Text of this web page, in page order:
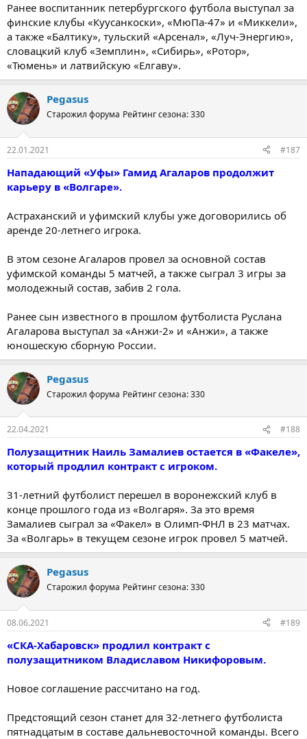
Ранее воспитанник петербургского футбола выступал за
финские клубы «Куусанкоски», «МюПа-47» и «Миккели»,
а также «Балтику», тульский «Арсенал», «Луч-Энергию»,
словацкий клуб «Земплин», «Сибирь», «Ротор»,
«Тюмень» и латвийскую «Елгаву».
Pegasus
Старожил форума Рейтинг сезона: 330
22.01.2021 #187
Нападающий «Уфы» Гамид Агаларов продолжит
карьеру в «Волгаре».
Астраханский и уфимский клубы уже договорились об
аренде 20-летнего игрока.
В этом сезоне Агаларов провел за основной состав
уфимской команды 5 матчей, а также сыграл 3 игры за
молодежный состав, забив 2 гола.
Ранее сын известного в прошлом футболиста Руслана
Агаларова выступал за «Анжи-2» и «Анжи», а также
юношескую сборную России.
Pegasus
Старожил форума Рейтинг сезона: 330
22.04.2021 #188
Полузащитник Наиль Замалиев остается в «Факеле»,
который продлил контракт с игроком.
31-летний футболист перешел в воронежский клуб в
конце прошлого года из «Волгаря». За это время
Замалиев сыграл за «Факел» в Олимп-ФНЛ в 23 матчах.
За «Волгарь» в текущем сезоне игрок провел 5 матчей.
Pegasus
Старожил форума Рейтинг сезона: 330
08.06.2021 #189
«СКА-Хабаровск» продлил контракт с
полузащитником Владиславом Никифоровым.
Новое соглашение рассчитано на год.
Предстоящий сезон станет для 32-летнего футболиста
пятнадцатым в составе дальневосточной команды. Всего